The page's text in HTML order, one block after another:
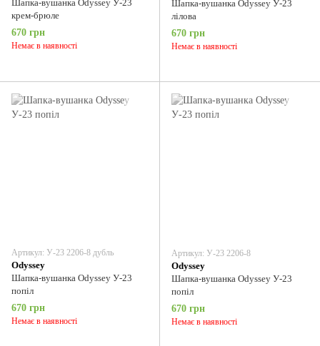
Шапка-вушанка Odyssey У-23
крем-брюле
670 грн
Немає в наявності
Шапка-вушанка Odyssey У-23
лілова
670 грн
Немає в наявності
Артикул: У-23 2206-8 дубль
Odyssey
Шапка-вушанка Odyssey У-23
попіл
670 грн
Немає в наявності
Артикул: У-23 2206-8
Odyssey
Шапка-вушанка Odyssey У-23
попіл
670 грн
Немає в наявності